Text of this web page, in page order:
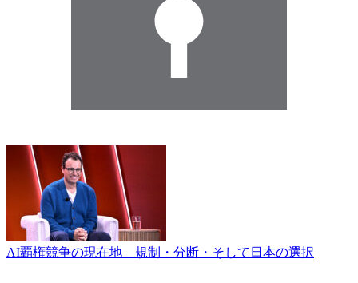
AI覇権競争の現在地 規制・分断・そして日本の選択